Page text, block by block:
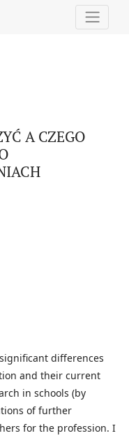
UCZYMY – ROZWAŻANIA
A CZEGO
differences
and their current
in schools (by
of further
for the profession. I